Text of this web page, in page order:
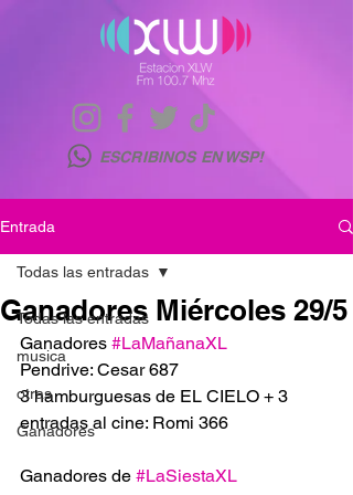
ESCRIBINOS EN WSP!
Entrada
Todas las entradas
musica
otras
Ganadores
Todas las entradas
Ganadores Miércoles 29/5
Ganadores #LaMañanaXL
Pendrive: Cesar 687
3 hamburguesas de EL CIELO + 3
entradas al cine: Romi 366
Ganadores de #LaSiestaXL